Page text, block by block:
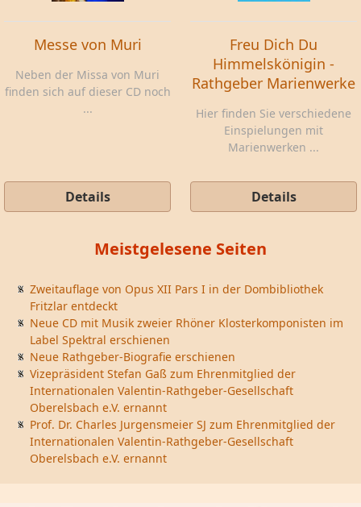
Messe von Muri
Neben der Missa von Muri
finden sich auf dieser CD noch
...
Details
Freu Dich Du
Himmelskönigin -
Rathgeber Marienwerke
Hier finden Sie verschiedene
Einspielungen mit
Marienwerken ...
Details
Meistgelesene Seiten
Zweitauflage von Opus XII Pars I in der Dombibliothek
Fritzlar entdeckt
Neue CD mit Musik zweier Rhöner Klosterkomponisten im
Label Spektral erschienen
Neue Rathgeber-Biografie erschienen
Vizepräsident Stefan Gaß zum Ehrenmitglied der
Internationalen Valentin-Rathgeber-Gesellschaft
Oberelsbach e.V. ernannt
Prof. Dr. Charles Jurgensmeier SJ zum Ehrenmitglied der
Internationalen Valentin-Rathgeber-Gesellschaft
Oberelsbach e.V. ernannt